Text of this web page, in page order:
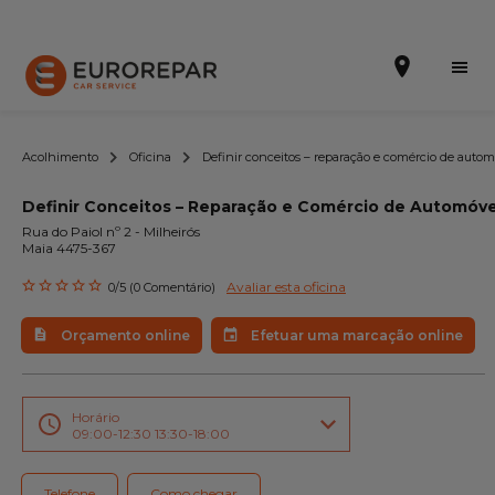
Efetuar uma marcação online
Orçamento online
A marca
Promoções
Noticias
Acolhimento Oficina Definir conceitos – reparação e comércio de
Definir Conceitos – Reparação e Comércio de
Rua do Paiol nº 2 - Milheirós
Maia 4475-367
0/5 (0 Comentário) Avaliar esta oficina
Orçamento online Efetuar uma marcação online
Horário
09:00-12:30 13:30-18:00